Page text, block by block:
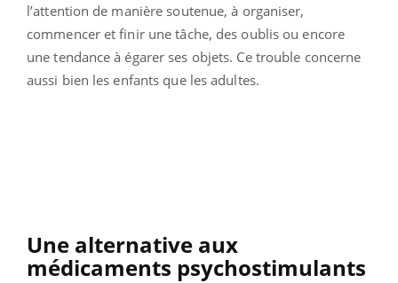
l’attention de manière soutenue, à organiser,
commencer et finir une tâche, des oublis ou encore
une tendance à égarer ses objets. Ce trouble concerne
aussi bien les enfants que les adultes.
Une alternative aux
médicaments psychostimulants